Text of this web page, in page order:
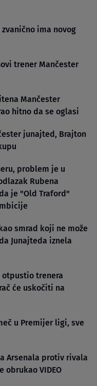
ima novog
trener Mančester
Mančester
hitno da se oglasi
junajted, Brajton
problem je u
Rubena
je "Old Traford"
smrad koji ne može
Junajteda iznela
trenera
će uskočiti na
u Premijer ligi, sve
Arsenala protiv rivala
obrukao VIDEO